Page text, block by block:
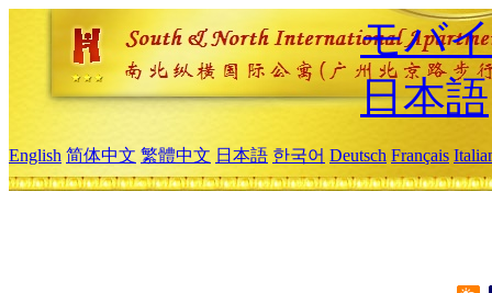
モバ
日本語
English 简体中文 繁體中文 日本語 한국어 Deutsch Français